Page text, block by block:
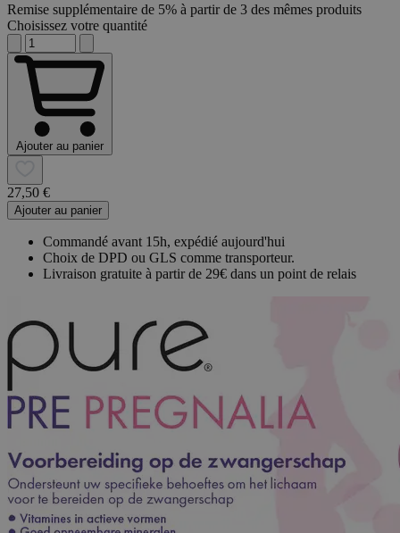
Remise supplémentaire de 5% à partir de 3 des mêmes produits
Choisissez votre quantité
Ajouter au panier
27,50 €
Ajouter au panier
Commandé avant 15h, expédié aujourd'hui
Choix de DPD ou GLS comme transporteur.
Livraison gratuite à partir de 29€ dans un point de relais